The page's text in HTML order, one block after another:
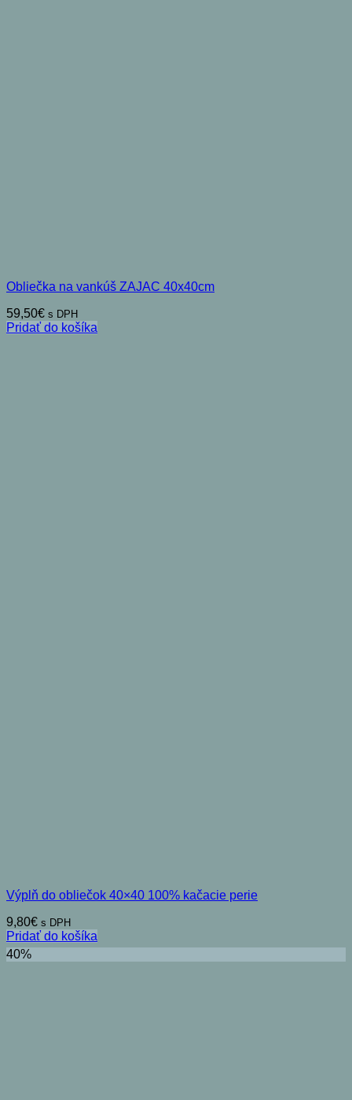
Obliečka na vankúš ZAJAC 40x40cm
59,50€ s DPH
Pridať do košíka
Výplň do obliečok 40×40 100% kačacie perie
9,80€ s DPH
Pridať do košíka
40%